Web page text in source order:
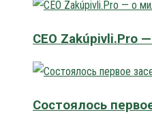
CEO Zakúpivli.Pro
Состоялось